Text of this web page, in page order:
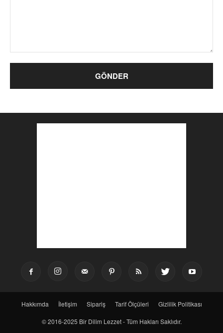
Hakkımda İletişim Sipariş Tarif Ölçüleri Gizlilik Politikası
© 2016-2025 Bir Dilim Lezzet - Tüm Hakları Saklıdır.